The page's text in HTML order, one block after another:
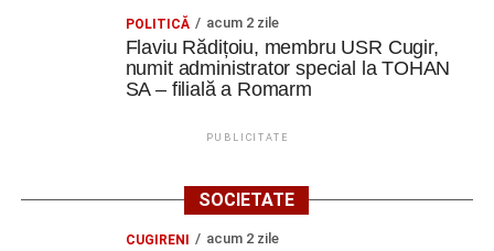
POLITICĂ acum 2 zile
Flaviu Rădițoiu, membru USR Cugir,
numit administrator special la TOHAN
SA – filială a Romarm
PUBLICITATE
SOCIETATE
CUGIRENI acum 2 zile